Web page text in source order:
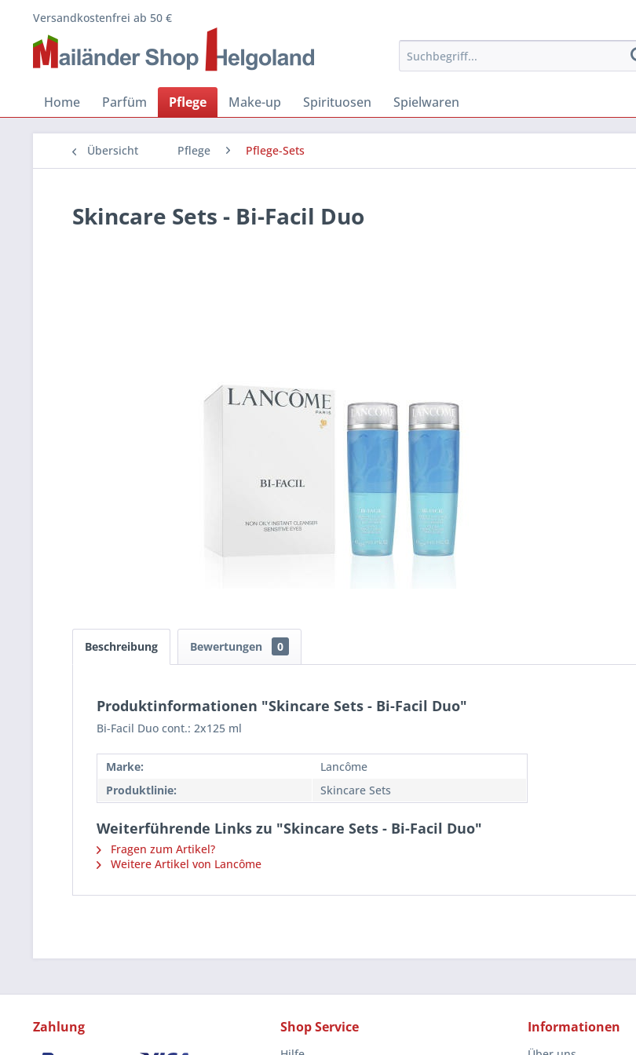
Versandkostenfrei ab 50 €
Home Parfüm Pflege Make-up Spirituosen Spielwaren
Übersicht Pflege Pflege-Sets
Skincare Sets - Bi-Facil Duo
Beschreibung Bewertungen 0
Produktinformationen "Skincare Sets - Bi-Facil Duo"
Bi-Facil Duo cont.: 2x125 ml
Marke:
Lancôme
Produktlinie:
Skincare Sets
Weiterführende Links zu "Skincare Sets - Bi-Facil Duo"
Fragen zum Artikel?
Weitere Artikel von Lancôme
Zahlung Shop Service Informationen